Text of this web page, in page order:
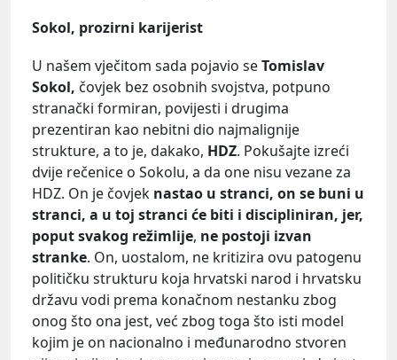
Sokol, prozirni karijerist
U našem vječitom sada pojavio seTomislav
Sokol, čovjek bez osobnih svojstva, potpuno
stranački formiran, povijesti i drugima
prezentiran kao nebitni dio najmalignije
strukture, a to je, dakako, HDZ. Pokušajte izreći
dvije rečenice o Sokolu, a da one nisu vezane za
HDZ. On je čovjek nastao u stranci, on se buni u
stranci, a u toj stranci će biti i discipliniran, jer,
poput svakog režimlije, ne postoji izvan
stranke. On, uostalom, ne kritizira ovu patogenu
političku strukturu koja hrvatski narod i hrvatsku
državu vodi prema konačnom nestanku zbog
onog što ona jest, već zbog toga što isti model
kojim je on nacionalno i međunarodno stvoren